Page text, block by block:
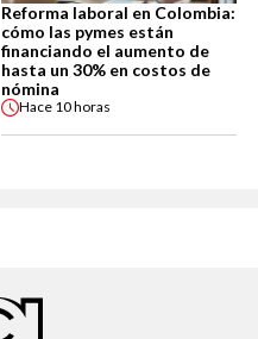
Reforma laboral en Colombia:
cómo las pymes están
financiando el aumento de
hasta un 30% en costos de
nómina
Hace 10 horas